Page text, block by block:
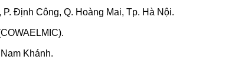
Định Công, Q. Hoàng Mai, Tp. Hà Nội.
Khánh.